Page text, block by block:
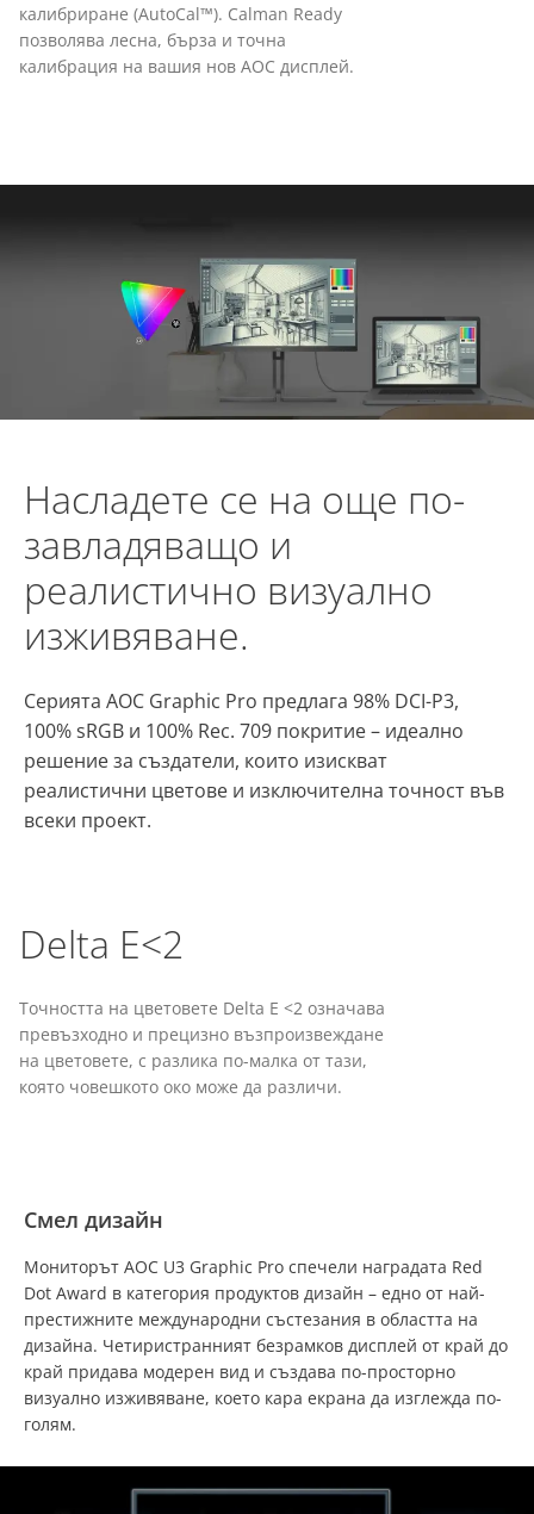
калибриране (AutoCal™). Calman Ready
позволява лесна, бърза и точна
калибрация на вашия нов AOC дисплей.
Насладете се на още по-
завладяващо и
реалистично визуално
изживяване.
Серията AOC Graphic Pro предлага 98% DCI-P3,
100% sRGB и 100% Rec. 709 покритие – идеално
решение за създатели, които изискват
реалистични цветове и изключителна точност във
всеки проект.
Delta E<2
Точността на цветовете Delta E <2 означава
превъзходно и прецизно възпроизвеждане
на цветовете, с разлика по-малка от тази,
която човешкото око може да различи.
Смел дизайн
Мониторът AOC U3 Graphic Pro спечели наградата Red
Dot Award в категория продуктов дизайн – едно от най-
престижните международни състезания в областта на
дизайна. Четиристранният безрамков дисплей от край до
край придава модерен вид и създава по-просторно
визуално изживяване, което кара екрана да изглежда по-
голям.